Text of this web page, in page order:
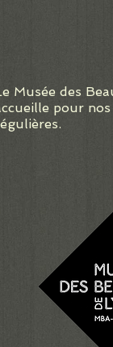
Musée des
pour